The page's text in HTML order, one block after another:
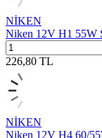
NİKEN
Niken 12V H1 55W
226,80 TL
NİKEN
Niken 12V H4 60/